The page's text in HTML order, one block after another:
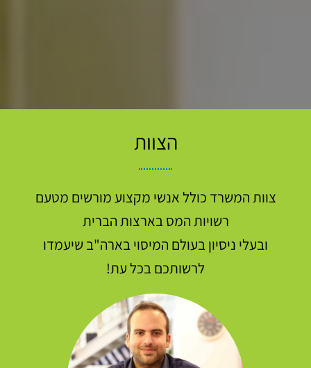
הצוות
צוות המשרד כולל אנשי מקצוע מורשים מטעם
רשויות המס בארצות הברית
ובעלי ניסיון בעולם המיסוי בארה"ב שיעמדו
לרשותכם בכל עת!